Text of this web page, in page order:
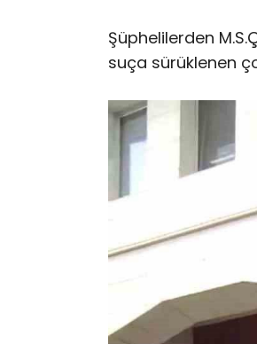
Şüphelilerden
suça sürüklenen